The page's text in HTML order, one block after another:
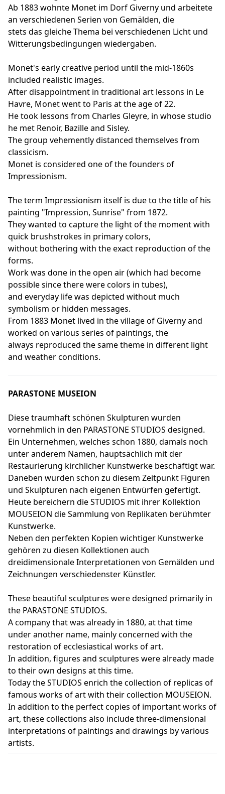
Ab 1883 wohnte Monet im Dorf Giverny und arbeitete
an verschiedenen Serien von Gemälden, die
stets das gleiche Thema bei verschiedenen Licht und
Witterungsbedingungen wiedergaben.
Monet's early creative period until the mid-1860s
included realistic images.
After disappointment in traditional art lessons in Le
Havre, Monet went to Paris at the age of 22.
He took lessons from Charles Gleyre, in whose studio
he met Renoir, Bazille and Sisley.
The group vehemently distanced themselves from
classicism.
Monet is considered one of the founders of
Impressionism.
The term Impressionism itself is due to the title of his
painting "Impression, Sunrise" from 1872.
They wanted to capture the light of the moment with
quick brushstrokes in primary colors,
without bothering with the exact reproduction of the
forms.
Work was done in the open air (which had become
possible since there were colors in tubes),
and everyday life was depicted without much
symbolism or hidden messages.
From 1883 Monet lived in the village of Giverny and
worked on various series of paintings, the
always reproduced the same theme in different light
and weather conditions.
PARASTONE MUSEION
Diese traumhaft schönen Skulpturen wurden
vornehmlich in den PARASTONE STUDIOS designed.
Ein Unternehmen, welches schon 1880, damals noch
unter anderem Namen, hauptsächlich mit der
Restaurierung kirchlicher Kunstwerke beschäftigt war.
Daneben wurden schon zu diesem Zeitpunkt Figuren
und Skulpturen nach eigenen Entwürfen gefertigt.
Heute bereichern die STUDIOS mit ihrer Kollektion
MOUSEION die Sammlung von Replikaten berühmter
Kunstwerke.
Neben den perfekten Kopien wichtiger Kunstwerke
gehören zu diesen Kollektionen auch
dreidimensionale Interpretationen von Gemälden und
Zeichnungen verschiedenster Künstler.
These beautiful sculptures were designed primarily in
the PARASTONE STUDIOS.
A company that was already in 1880, at that time
under another name, mainly concerned with the
restoration of ecclesiastical works of art.
In addition, figures and sculptures were already made
to their own designs at this time.
Today the STUDIOS enrich the collection of replicas of
famous works of art with their collection MOUSEION.
In addition to the perfect copies of important works of
art, these collections also include three-dimensional
interpretations of paintings and drawings by various
artists.